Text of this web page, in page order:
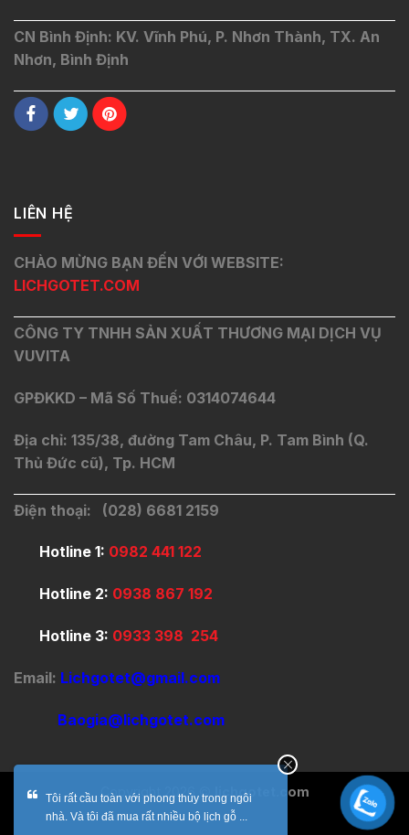
CN Bình Định: KV. Vĩnh Phú, P. Nhơn Thành, TX. An
Nhơn, Bình Định
LIÊN HỆ
CHÀO MỪNG BẠN ĐẾN VỚI WEBSITE:
LICHGOTET.COM
CÔNG TY TNHH SẢN XUẤT THƯƠNG MẠI DỊCH VỤ
VUVITA
GPĐKKD – Mã Số Thuế: 0314074644
Địa chỉ: 135/38, đường Tam Châu, P. Tam Bình (Q.
Thủ Đức cũ), Tp. HCM
Điện thoại: (028) 6681 2159
Hotline 1: 0982 441 122
Hotline 2: 0938 867 192
Hotline 3: 0933 398 254
Email: Lichgotet@gmail.com
Baogia@lichgotet.com
Copyright 2026 © lichgotet.com
Tôi rất cầu toàn với phong thủy trong ngôi
nhà. Và tôi đã mua rất nhiều bộ lịch gỗ ...